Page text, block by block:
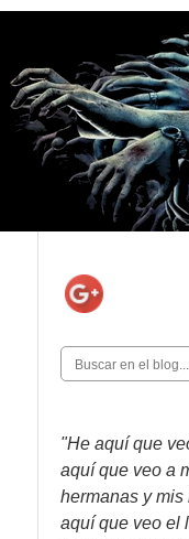
"He aquí que
aquí que veo a
hermanas y mis
aquí que veo el